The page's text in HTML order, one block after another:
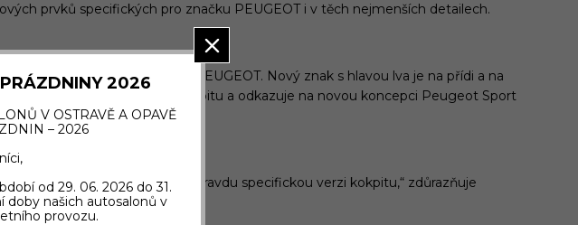
2026
V OSTRAVĚ A OPAVĚ
– 2026
od 29. 06. 2026 do 31.
doby našich autosalonů v
provozu.
prvků specifických pro značku PEUGEOT i v těch nejmenších detailech.
identifikátorem vozů PEUGEOT. Nový znak s hlavou lva je na přídi a na
je použita na karoserii i v kokpitu a odkazuje na novou koncepci Peugeot Sport
„Chtěli jsme nabídnout opravdu specifickou verzi kokpitu,“ zdůrazňuje